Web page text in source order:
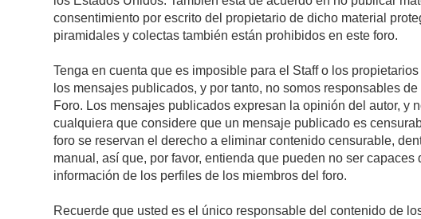
consentimiento por escrito del propietario de dicho material
piramidales y colectas también están prohibidos en este foro.
Tenga en cuenta que es imposible para el Staff o los
los mensajes publicados, y por tanto, no somos responsables
Foro. Los mensajes publicados expresan la opinión del autor, y
cualquiera que considere que un mensaje publicado es
foro se reservan el derecho a eliminar contenido censurable,
manual, así que, por favor, entienda que pueden no ser
información de los perfiles de los miembros del foro.
Recuerde que usted es el único responsable del contenido de